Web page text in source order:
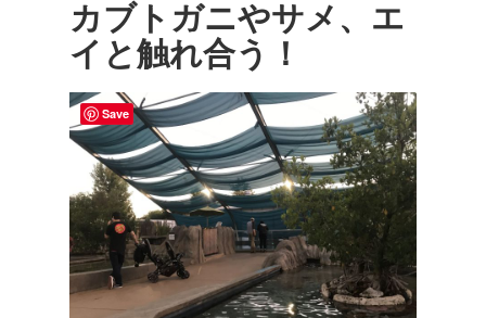
カブトガニやサメ、エ
イと触れ合う！
Save